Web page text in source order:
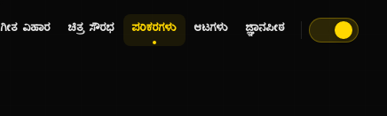
ಗೀತ ವಿಹಾರ ಚಿತ್ರ ಸೌರಭ ಪರಿಕರಗಳು ಆಟಗಳು ಜ್ಞಾನಪೀಠ